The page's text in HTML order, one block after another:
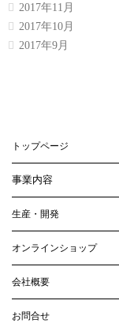
2017年11月
2017年10月
2017年9月
トップページ
事業内容
生産・開発
オンラインショップ
会社概要
お問合せ